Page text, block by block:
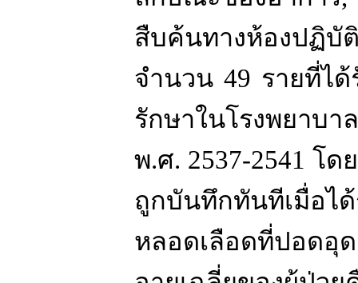
สืบค้นทางห้องปฏิบั
จำนวน 49 รายที่ไ
รักษาในโรงพยาบ
พ.ศ. 2537-2541 โด
ถูกบันทึกทันทีเมื่อไ
หลอดเลือดที่ปอด